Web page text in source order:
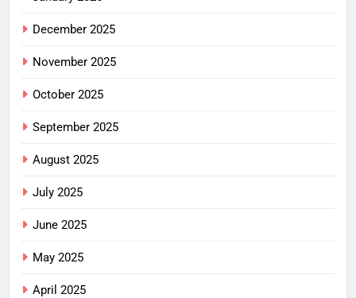
December 2025
November 2025
October 2025
September 2025
August 2025
July 2025
June 2025
May 2025
April 2025